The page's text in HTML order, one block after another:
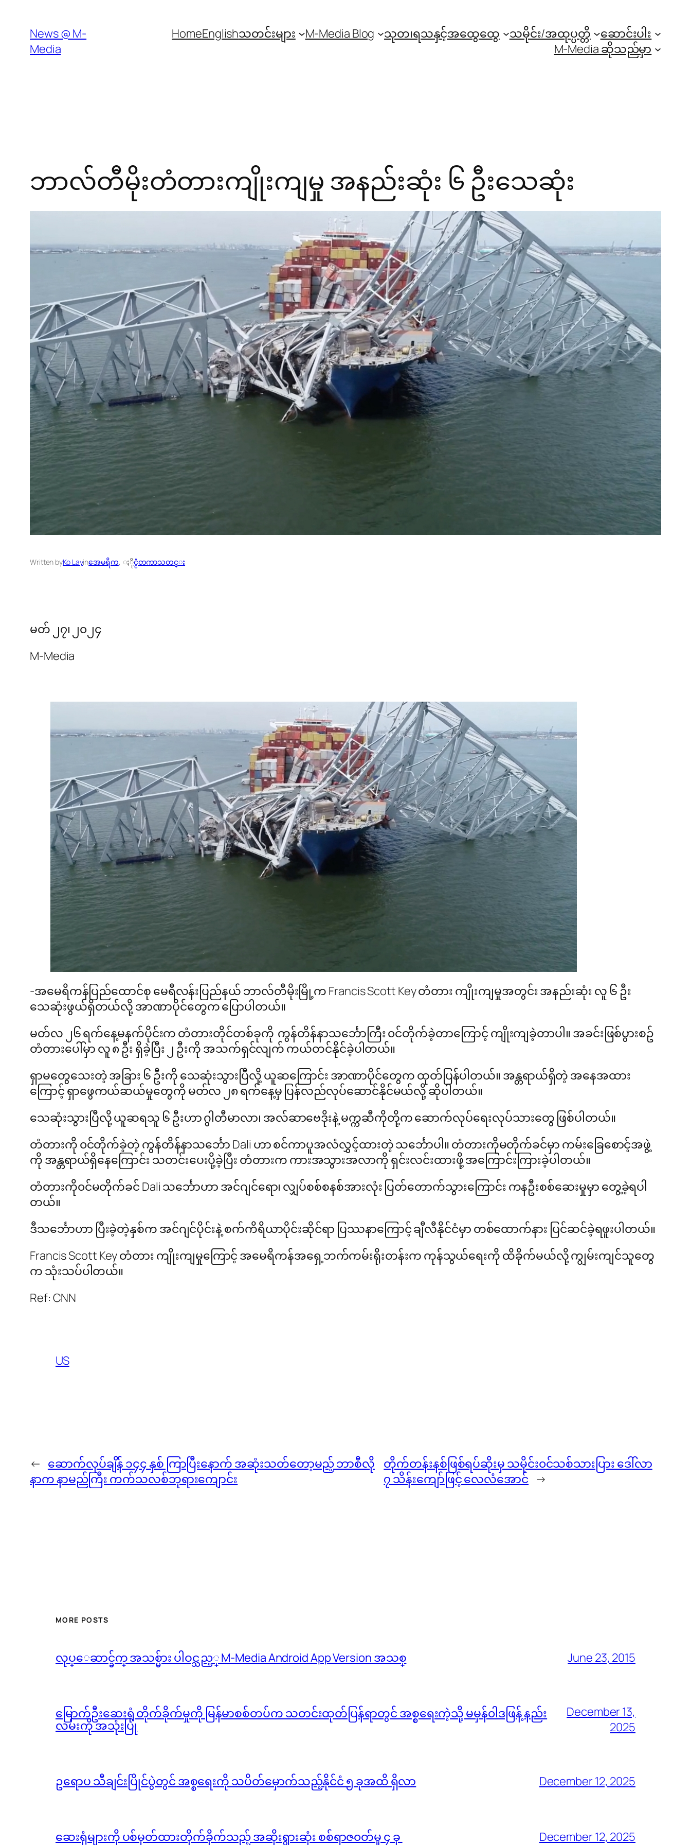
content
News @ M-
Media
HomeEnglishသတင်းများ M-Media Blog သုတ၊ရသနှင့်အထွေထွေ သမိုင်း/အထုပ္ပတ္တိ
ဆောင်းပါး
M-Media ဆိုသည်မှာ
ဘာလ်တီမိုးတံတားကျိုးကျမှု အနည်းဆုံး ၆ ဦးသေဆုံး
Written byKo Layinအေမရိက, ႏိုင္ငံတကာသတင္း
မတ် ၂၇၊ ၂၀၂၄
M-Media
-အမေရိကန်ပြည်ထောင်စု မေရီလန်းပြည်နယ် ဘာလ်တီမိုးမြို့က Francis Scott Key တံတား ကျိုးကျမှုအတွင်း အနည်းဆုံး လူ ၆ ဦး
သေဆုံးဖွယ်ရှိတယ်လို့ အာဏာပိုင်တွေက ပြောပါတယ်။
မတ်လ ၂၆ ရက်နေ့မနက်ပိုင်းက တံတားတိုင်တစ်ခုကို ကွန်တိန်နာသင်္ဘောကြီး ၀င်တိုက်ခဲ့တာကြောင့် ကျိုးကျခဲ့တာပါ။ အခင်းဖြစ်ပွားစဥ်
တံတားပေါ်မှာ လူ ၈ ဦး ရှိခဲ့ပြီး ၂ ဦးကို အသက်ရှင်လျက် ကယ်တင်နိုင်ခဲ့ပါတယ်။
ရှာမတွေသေးတဲ့ အခြား ၆ ဦးကို သေဆုံးသွားပြီလို့ ယူဆကြောင်း အာဏာပိုင်တွေက ထုတ်ပြန်ပါတယ်။ အန္တရာယ်ရှိတဲ့ အနေအထား
ကြောင့် ရှာဖွေကယ်ဆယ်မှုတွေကို မတ်လ ၂၈ ရက်နေ့မှ ပြန်လည်လုပ်ဆောင်နိုင်မယ်လို့ ဆိုပါတယ်။
သေဆုံးသွားပြီလို့ ယူဆရသူ ၆ ဦးဟာ ဂွါတီမာလာ၊ အလ်ဆာဗေဒိုးနဲ့ မက္ကဆီကိုတို့က ဆောက်လုပ်ရေးလုပ်သားတွေ ဖြစ်ပါတယ်။
တံတားကို ၀င်တိုက်ခဲ့တဲ့ ကွန်တိန်နာသင်္ဘော Dali ဟာ စင်ကာပူအလံလွှင့်ထားတဲ့ သင်္ဘောပါ။ တံတားကိုမတိုက်ခင်မှာ ကမ်းခြေစောင့်အဖွဲ့
ကို အန္တရာယ်ရှိနေကြောင်း သတင်းပေးပို့ခဲ့ပြီး တံတားက ကားအသွားအလာကို ရှင်းလင်းထားဖို့ အကြောင်းကြားခဲ့ပါတယ်။
တံတားကို၀င်မတိုက်ခင် Dali သင်္ဘောဟာ အင်ဂျင်ရော၊ လျှပ်စစ်စနစ်အားလုံး ပြတ်တောက်သွားကြောင်း ကနဦးစစ်ဆေးမှုမှာ တွေ့ခဲ့ရပါ
တယ်။
ဒီသင်္ဘောဟာ ပြီးခဲ့တဲ့နှစ်က အင်ဂျင်ပိုင်းနဲ့ စက်ကိရိယာပိုင်းဆိုင်ရာ ပြဿနာကြောင့် ချီလီနိုင်ငံမှာ တစ်ထောက်နား ပြင်ဆင်ခဲ့ရဖူးပါတယ်။
Francis Scott Key တံတား ကျိုးကျမှုကြောင့် အမေရိကန်အရှေ့ဘက်ကမ်းရိုးတန်းက ကုန်သွယ်ရေးကို ထိခိုက်မယ်လို့ ကျွမ်းကျင်သူတွေ
က သုံးသပ်ပါတယ်။
Ref: CNN
US
← ဆောက်လုပ်ချိန် ၁၄၄ နှစ် ကြာပြီးနောက် အဆုံးသတ်တော့မည့် ဘာစီလို
နာက နာမည်ကြီး ကက်သလစ်ဘုရားကျောင်း
တိုက်တန်းနစ်ဖြစ်ရပ်ဆိုးမှ သမိုင်း၀င်သစ်သားပြား ဒေါ်လာ
၇ သိန်းကျော်ဖြင့် လေလံအောင် →
MORE POSTS
လုပ္ေဆာင္ခ်က္ အသစ္မ်ား ပါဝင္သည့္ M-Media Android App Version အသစ္ June 23, 2015
မြောက်ဦးဆေးရုံ တိုက်ခိုက်မှုကို မြန်မာစစ်တပ်က သတင်းထုတ်ပြန်ရာတွင် အစ္စရေးကဲ့သို့ မမှန်၀ါဒဖြန့် နည်း
လမ်းကို အသုံးပြု
December 13,
2025
ဥရောပ သီချင်းပြိုင်ပွဲတွင် အစ္စရေးကို သပိတ်မှောက်သည့်နိုင်ငံ ၅ ခုအထိ ရှိလာ December 12, 2025
ဆေးရုံများကို ပစ်မှတ်ထားတိုက်ခိုက်သည့် အဆိုးရွားဆုံး စစ်ရာဇ၀တ်မှု ၄ ခု December 12, 2025